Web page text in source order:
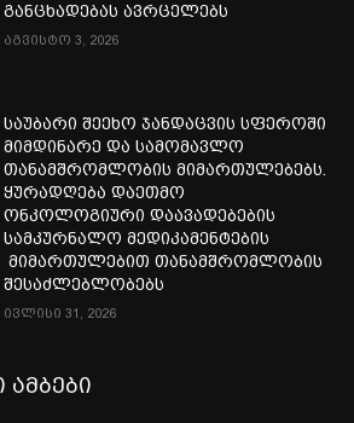
განცხადებას ავრცელებს
აგვისტო 3, 2026
საუბარი შეეხო ჯანდაცვის სფეროში
მიმდინარე და სამომავლო
თანამშრომლობის მიმართულებებს.
ყურადღება დაეთმო
ონკოლოგიური დაავადებების
სამკურნალო მედიკამენტების
მიმართულებით თანამშრომლობის
შესაძლებლობებს
ივლისი 31, 2026